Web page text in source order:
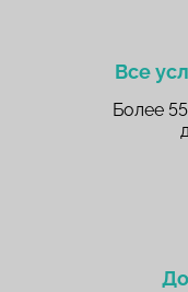
Все
Более